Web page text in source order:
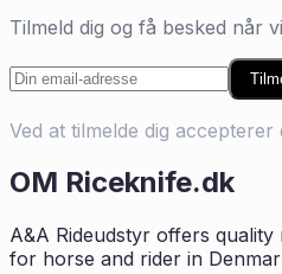
Tilmeld dig og få besked når
Ved at tilmelde dig accepterer
OM Riceknife.dk
A&A Rideudstyr offers
for horse and rider in